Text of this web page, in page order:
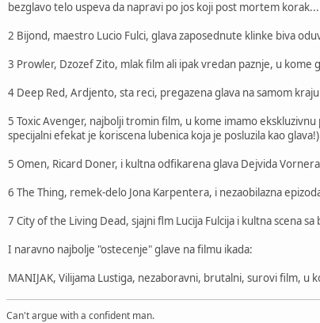
bezglavo telo uspeva da napravi po jos koji post mortem korak...
2 Bijond, maestro Lucio Fulci, glava zaposednute klinke biva
3 Prowler, Dzozef Zito, mlak film ali ipak vredan paznje, u kome
4 Deep Red, Ardjento, sta reci, pregazena glava na samom
5 Toxic Avenger, najbolji tromin film, u kome imamo
specijalni efekat je koriscena lubenica koja je posluzila kao glava!)
5 Omen, Ricard Doner, i kultna odfikarena glava Dejvida
6 The Thing, remek-delo Jona Karpentera, i nezaobilazna
7 City of the Living Dead, sjajni flm Lucija Fulcija i kultna scena sa
I naravno najbolje "ostecenje" glave na filmu ikada:
MANIJAK, Vilijama Lustiga, nezaboravni, brutalni, surovi film, u
Can't argue with a confident man.